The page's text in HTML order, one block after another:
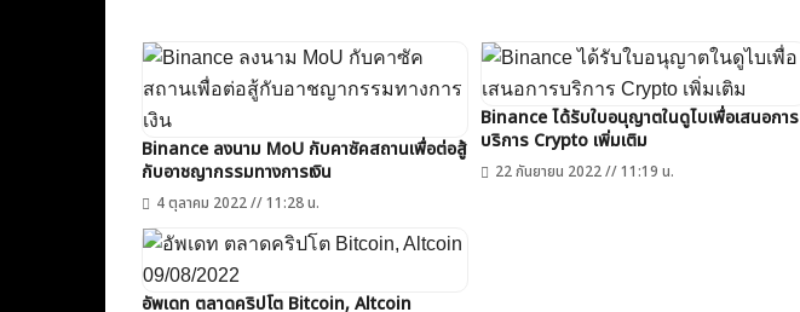
Binance ลงนาม MoU กับคาซัคสถานเพื่อต่อสู้
กับอาชญากรรมทางการเงิน
4 ตุลาคม 2022 // 11:28 น.
Binance ได้รับใบอนุญาตในดูไบเพื่อเสนอการ
บริการ Crypto เพิ่มเติม
22 กันยายน 2022 // 11:19 น.
อัพเดท ตลาดคริปโต Bitcoin, Altcoin